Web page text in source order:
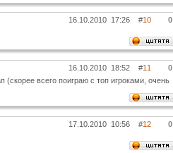
16.10.2010 17:26#10
0
16.10.2010 18:52#11
0
всего поиграю с топ игроками, очень
17.10.2010 10:56#12
0